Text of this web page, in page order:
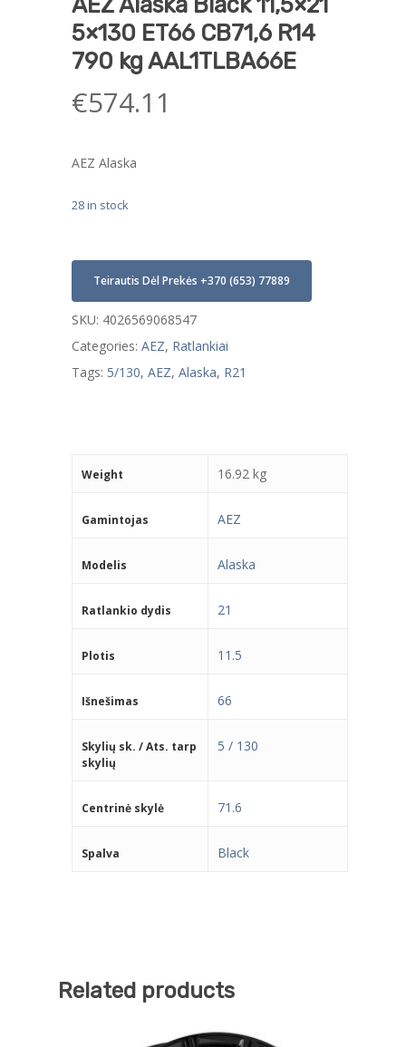
5×130 ET66 CB71,6 R14
790 kg AAL1TLBA66E
€574.11
AEZ Alaska
28 in stock
Teirautis Dėl Prekės +370 (653) 77889
SKU: 4026569068547
Categories: AEZ, Ratlankiai
Tags: 5/130, AEZ, Alaska, R21
Weight 16.92 kg
Gamintojas AEZ
Modelis Alaska
Ratlankio dydis 21
Plotis 11.5
Išnešimas 66
Skylių sk. / Ats. tarp
skylių
5 / 130
Centrinė skylė 71.6
Spalva Black
Related products